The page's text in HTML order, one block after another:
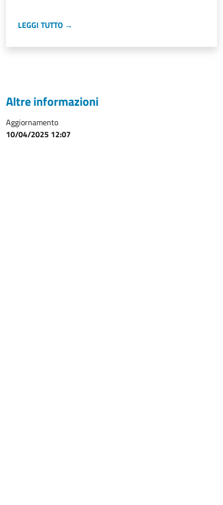
LEGGI TUTTO →
Altre informazioni
Aggiornamento
10/04/2025 12:07